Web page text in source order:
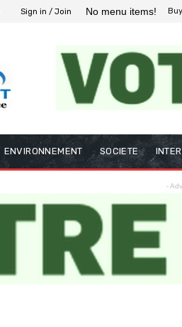
Sign in / Join No menu items!
ENVIRONNEMENT SOCIETE
-